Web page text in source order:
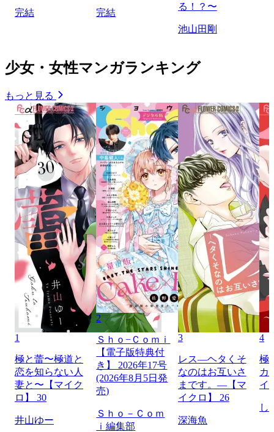
完結 完結
る！？〜
池山田剛
少女・女性マンガランキング
もっと見る
1
極と蕾〜極道と
恋を知らない人
妻と〜【マイク
ロ】 30
井山ゆー
2
Ｓｈｏ−Ｃｏｍｉ
【電子版特典付
き】 2026年17号
(2026年8月5日発
売)
Ｓｈｏ－Ｃｏｍ
ｉ編集部
3
レス―ヘタくそ
なのはお互いさ
まです。―【マ
イクロ】 26
深海魚
4
極
カ
イ
し